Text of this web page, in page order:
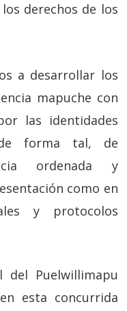
derechos de los
a desarrollar los
mapuche con
las identidades
de forma tal, de
ordenada y
como en
y protocolos
del Puelwillimapu
esta concurrida